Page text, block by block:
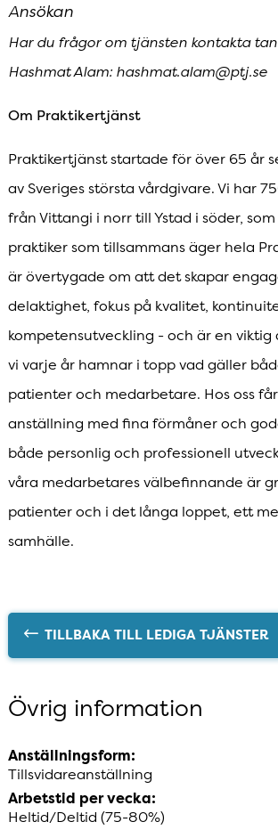
Ansökan
Har du frågor om tjänsten kontakta
Hashmat Alam: hashmat.alam@ptj.se
Om Praktikertjänst
Praktikertjänst startade för över 65 år
av Sveriges största vårdgivare. Vi har
från Vittangi i norr till Ystad i söder, som
praktiker som tillsammans äger hela
är övertygade om att det skapar
delaktighet, fokus på kvalitet,
kompetensutveckling - och är en
vi varje år hamnar i topp vad gäller
patienter och medarbetare. Hos oss
anställning med fina förmåner och
både personlig och professionell
våra medarbetares välbefinnande är
patienter och i det långa loppet, ett
samhälle.
TILLBAKA TILL LEDIGA TJÄNSTER
Övrig information
Anställningsform:
Tillsvidareanställning
Arbetstid per vecka:
Heltid/Deltid (75-80%)